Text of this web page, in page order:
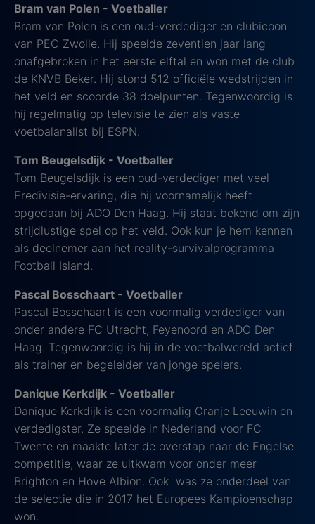
Bram van Polen - Voetballer
Bram van Polen is een oud-verdediger en clubicoon
van PEC Zwolle. Hij speelde zeventien jaar lang
onafgebroken in het eerste elftal en won met de club
de KNVB Beker. Hij stond 512 officiële wedstrijden in
het veld en scoorde 38 doelpunten. Tegenwoordig is
hij regelmatig op televisie te zien als vaste
voetbalanalist bij ESPN.
Tom Beugelsdijk - Voetballer
Tom Beugelsdijk is een oud-verdediger met veel
Eredivisie-ervaring, die hij voornamelijk heeft
opgedaan bij ADO Den Haag. Hij staat bekend om zijn
strijdlustige spel op het veld. Ook kun je hem kennen
als deelnemer aan het reality-survivalprogramma
Football Island.
Pascal Bosschaart - Voetballer
Pascal Bosschaart is een voormalig verdediger van
onder andere FC Utrecht, Feyenoord en ADO Den
Haag. Tegenwoordig is hij in de voetbalwereld actief
als trainer en begeleider van jonge spelers.
Danique Kerkdijk - Voetballer
Danique Kerkdijk is een voormalig Oranje Leeuwin en
verdedigster. Ze speelde in Nederland voor FC
Twente en maakte later de overstap naar de Engelse
competitie, waar ze uitkwam voor onder meer
Brighton en Hove Albion. Ook was ze onderdeel van
de selectie die in 2017 het Europees Kampioenschap
won.